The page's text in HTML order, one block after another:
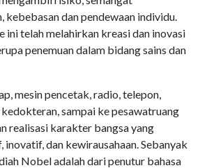
kebebasan dan pendewaan individu.
ini telah melahirkan kreasi dan inovasi
penemuan dalam bidang sains dan
mesin pencetak, radio, telepon,
sampai ke pesawatruang
realisasi karakter bangsa yang
dan kewirausahaan. Sebanyak
Nobel adalah dari penutur bahasa